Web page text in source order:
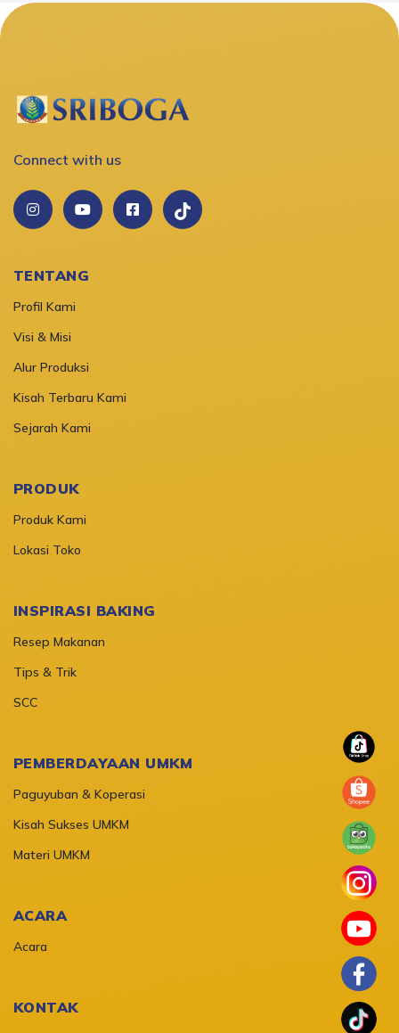
Connect with us
TENTANG
Profil Kami
Visi & Misi
Alur Produksi
Kisah Terbaru Kami
Sejarah Kami
PRODUK
Produk Kami
Lokasi Toko
INSPIRASI BAKING
Resep Makanan
Tips & Trik
SCC
PEMBERDAYAAN UMKM
Paguyuban & Koperasi
Kisah Sukses UMKM
Materi UMKM
ACARA
Acara
KONTAK